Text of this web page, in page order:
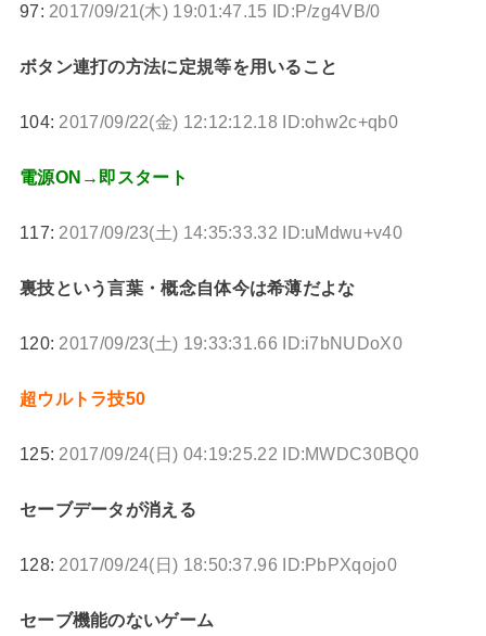
97: 2017/09/21(木) 19:01:47.15 ID:P/zg4VB/0
ボタン連打の方法に定規等を用いること
104: 2017/09/22(金) 12:12:12.18 ID:ohw2c+qb0
電源ON→即スタート
117: 2017/09/23(土) 14:35:33.32 ID:uMdwu+v40
裏技という言葉・概念自体今は希薄だよな
120: 2017/09/23(土) 19:33:31.66 ID:i7bNUDoX0
超ウルトラ技50
125: 2017/09/24(日) 04:19:25.22 ID:MWDC30BQ0
セーブデータが消える
128: 2017/09/24(日) 18:50:37.96 ID:PbPXqojo0
セーブ機能のないゲーム